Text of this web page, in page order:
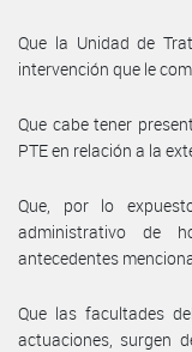
Que la Unidad de
intervención que le
Que cabe tener
PTE en relación a la
Que, por lo
administrativo de
antecedentes
Que las facultades
actuaciones, surgen